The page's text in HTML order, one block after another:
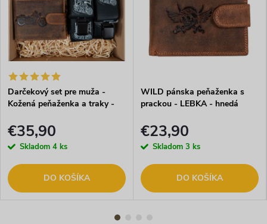
Darčekový set pre muža -
Kožená peňaženka a traky -
€35,90
Skladom 4 ks
DO KOŠÍKA
WILD pánska peňaženka s
prackou - LEBKA - hnedá
€23,90
Skladom 3 ks
DO KOŠÍKA